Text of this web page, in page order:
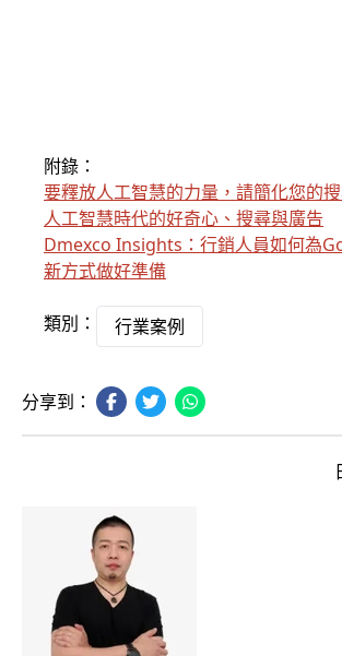
附錄：
要釋放人工智慧的力量，請簡化您的
人工智慧時代的好奇心、搜尋與廣告
Dmexco Insights：行銷人員如何為
新方式做好準備
類別： 行業案例
分享到：